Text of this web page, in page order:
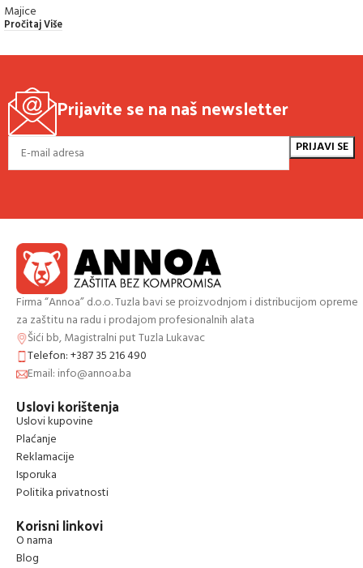
Majice
Pročitaj Više
Prijavite se na naš newsletter
Firma “Annoa” d.o.o. Tuzla bavi se proizvodnjom i distribucijom opreme
za zaštitu na radu i prodajom profesionalnih alata
Šići bb, Magistralni put Tuzla Lukavac
Telefon: +387 35 216 490
Email: info@annoa.ba
Uslovi korištenja
Uslovi kupovine
Plaćanje
Reklamacije
Isporuka
Politika privatnosti
Korisni linkovi
O nama
Blog